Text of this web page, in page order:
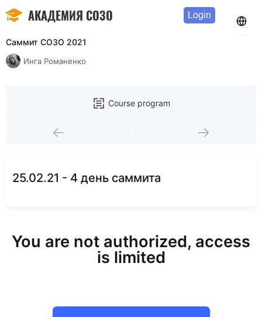
АКАДЕМИЯ СОЗО Login
Саммит СОЗО 2021
Инга Романенко
Course program
25.02.21 - 4 день саммита
You are not authorized, access
is limited